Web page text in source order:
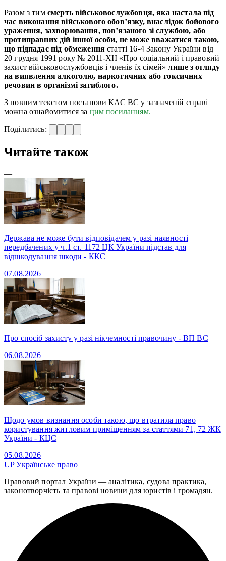
Разом з тим смерть військовослужбовця, яка настала під
час виконання військового обов’язку, внаслідок бойового
ураження, захворювання, пов’язаного зі службою, або
протиправних дій іншої особи, не може вважатися такою,
що підпадає під обмеженнястатті 16-4 Закону України від
20 грудня 1991 року № 2011-ХІІ «Про соціальний і правовий
захист військовослужбовців і членів їх сімей»лише з огляду
на виявлення алкоголю, наркотичних або токсичних
речовин в організмі загиблого.
З повним текстом постанови КАС ВС у зазначеній справі
можна ознайомитися за цим посиланням.
Поділитись:
Читайте також
—
Держава не може бути відповідачем у разі наявності
передбачених у ч.1 ст. 1172 ЦК України підстав для
відшкодування шкоди - ККС
07.08.2026
Про спосіб захисту у разі нікчемності правочину - ВП ВС
06.08.2026
Щодо умов визнання особи такою, що втратила право
користування житловим приміщенням за статтями 71, 72 ЖК
України - КЦС
05.08.2026
UPУкраїнське право
Правовий портал України — аналітика, судова практика,
законотворчість та правові новини для юристів і громадян.